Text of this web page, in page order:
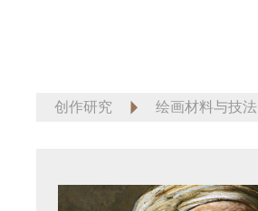
创作研究 绘画材料与技法